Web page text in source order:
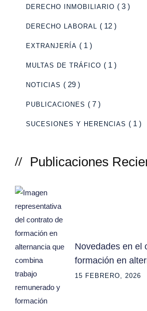
DERECHO INMOBILIARIO ( 3 )
DERECHO LABORAL ( 12 )
EXTRANJERÍA ( 1 )
MULTAS DE TRÁFICO ( 1 )
NOTICIAS ( 29 )
PUBLICACIONES ( 7 )
SUCESIONES Y HERENCIAS ( 1 )
Publicaciones
Novedades en el
formación en
15 FEBRERO, 2026